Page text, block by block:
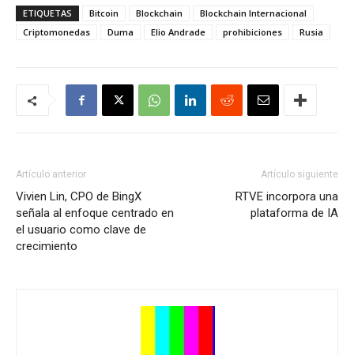
ETIQUETAS Bitcoin Blockchain
Blockchain Internacional
Criptomonedas
Duma Elio Andrade prohibiciones Rusia
Artículo anterior
Vivien Lin, CPO de BingX
señala al enfoque centrado en
el usuario como clave de
crecimiento
Artículo siguiente
RTVE incorpora una
plataforma de IA